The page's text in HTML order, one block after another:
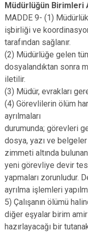
Müdürlüğün Birimleri
MADDE 9- (1)
işbirliği ve
tarafından sağlanır.
(2) Müdürlüğe gelen
dosyalandıktan sonra
iletilir.
(3) Müdür, evrakları
(4) Görevlilerin ölüm
ayrılmaları
durumunda; görevleri
dosya, yazı ve
zimmeti altında
yeni görevliye devir
yapmaları zorunludur.
ayrılma işlemleri
5) Çalışanın ölümü
diğer eşyalar birim
hazırlayacağı bir